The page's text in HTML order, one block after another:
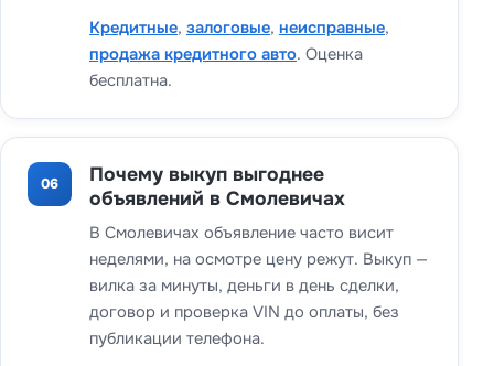
Кредитные, залоговые, неисправные,
продажа кредитного авто. Оценка
бесплатна.
06
Почему выкуп выгоднее
объявлений в Смолевичах
В Смолевичах объявление часто висит
неделями, на осмотре цену режут. Выкуп —
вилка за минуты, деньги в день сделки,
договор и проверка VIN до оплаты, без
публикации телефона.